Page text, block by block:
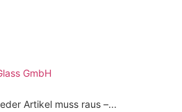
GmbH
Artikel muss raus –...